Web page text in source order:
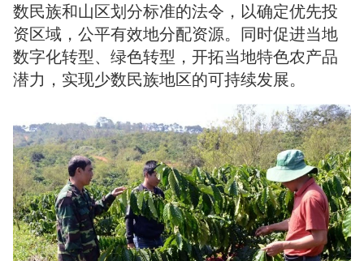
数民族和山区划分标准的法令，以确定优先投
资区域，公平有效地分配资源。同时促进当地
数字化转型、绿色转型，开拓当地特色农产品
潜力，实现少数民族地区的可持续发展。